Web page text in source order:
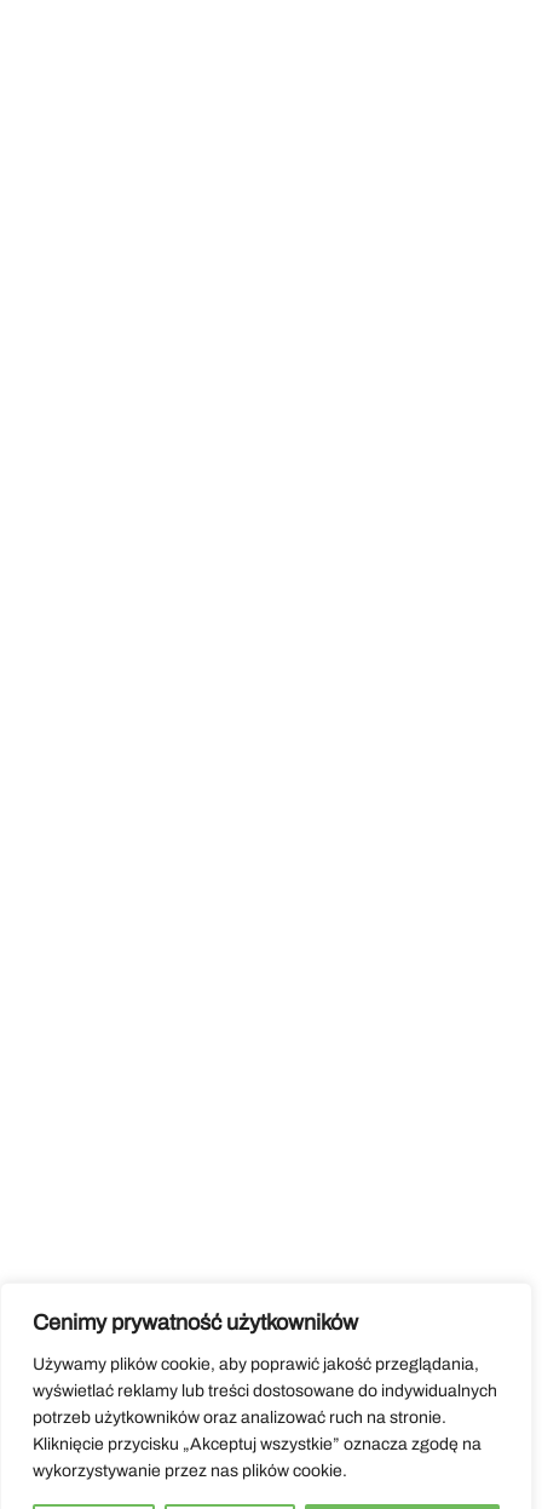
Cenimy prywatność użytkowników
Używamy plików cookie, aby poprawić jakość przeglądania,
wyświetlać reklamy lub treści dostosowane do indywidualnych
potrzeb użytkowników oraz analizować ruch na stronie.
Kliknięcie przycisku „Akceptuj wszystkie” oznacza zgodę na
wykorzystywanie przez nas plików cookie.